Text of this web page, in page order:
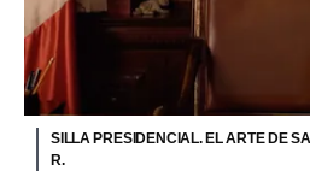
SILLA PRESIDENCIAL. EL ARTE DE
R.